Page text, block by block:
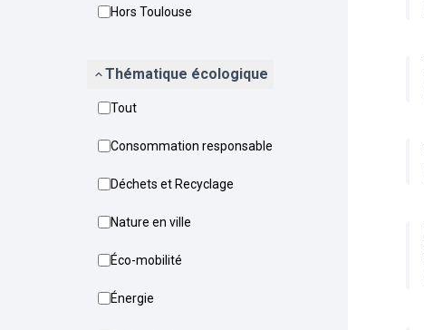
Hors Toulouse
Thématique écologique
Tout
Consommation responsable
Déchets et Recyclage
Nature en ville
Éco-mobilité
Énergie